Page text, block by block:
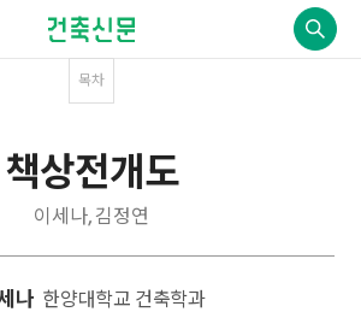
목차
책상전개도
이세나, 김정연
나 한양대학교 건축학과